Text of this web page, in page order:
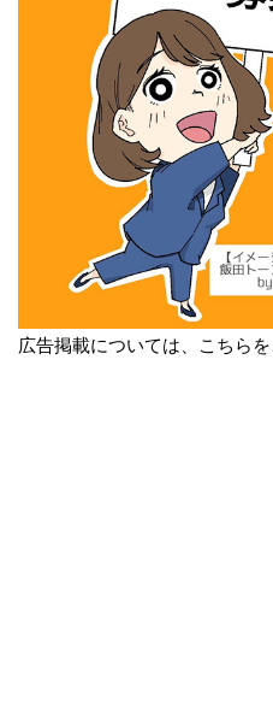
広告掲載については、こちらを